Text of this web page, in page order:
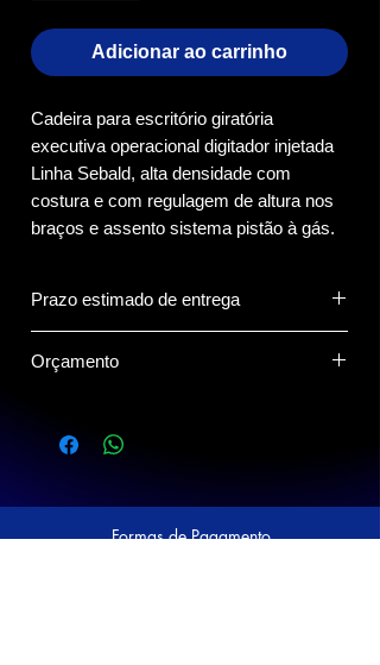
Adicionar ao carrinho
Cadeira para escritório giratória
executiva operacional digitador injetada
Linha Sebald, alta densidade com
costura e com regulagem de altura nos
braços e assento sistema pistão à gás.
Prazo estimado de entrega
Orçamento
vendedor.
Formas de Pagamento